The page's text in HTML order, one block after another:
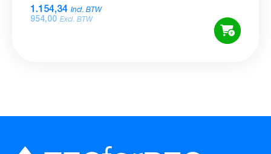
1.154,34 Incl. BTW
954,00 Excl. BTW